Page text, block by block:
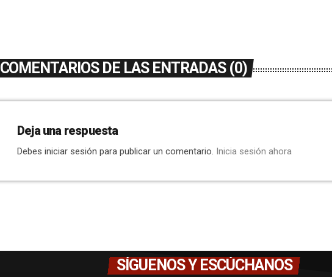
COMENTARIOS DE LAS ENTRADAS (0)
Deja una respuesta
Debes iniciar sesión para publicar un comentario. Inicia sesión ahora
SÍGUENOS Y ESCÚCHANOS